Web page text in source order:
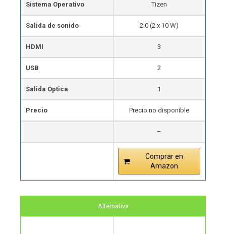
Sistema Operativo Tizen
Salida de sonido 2.0 (2 x 10 W)
HDMI 3
USB 2
Salida Óptica 1
Precio Precio no disponible
–
Comprar en
Amazon
Alternativa